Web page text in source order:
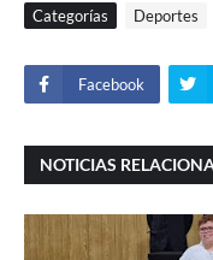
Categorías Deportes
Facebook
NOTICIAS